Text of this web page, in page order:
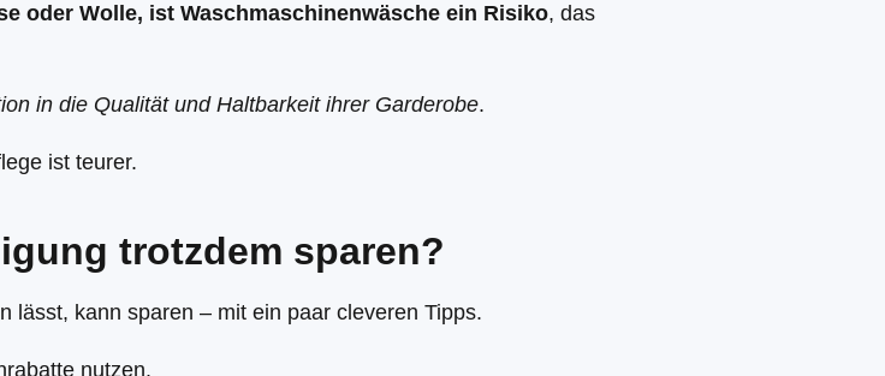
oder Wolle, ist Waschmaschinenwäsche ein Risiko, das
in die Qualität und Haltbarkeit ihrer Garderobe.
ist teurer.
trotzdem sparen?
lässt, kann sparen – mit ein paar cleveren Tipps.
nutzen.